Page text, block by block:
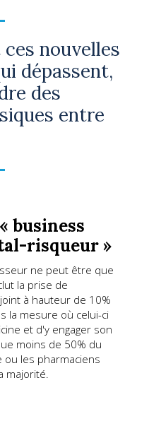
nouvelles
dépassent,
des
entre
business
risqueur »
ne peut être que
la prise de
à hauteur de 10%
la mesure où celui-ci
et d'y engager son
moins de 50% du
ou les pharmaciens
majorité.